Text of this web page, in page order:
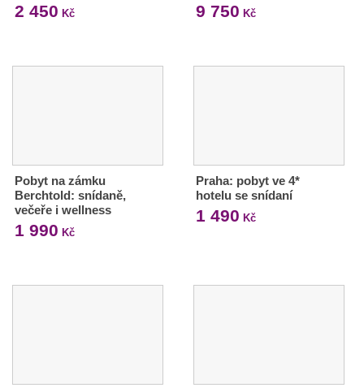
2 450 Kč 9 750 Kč
Pobyt na zámku
Berchtold: snídaně,
večeře i wellness
1 990 Kč
Praha: pobyt ve 4*
hotelu se snídaní
1 490 Kč